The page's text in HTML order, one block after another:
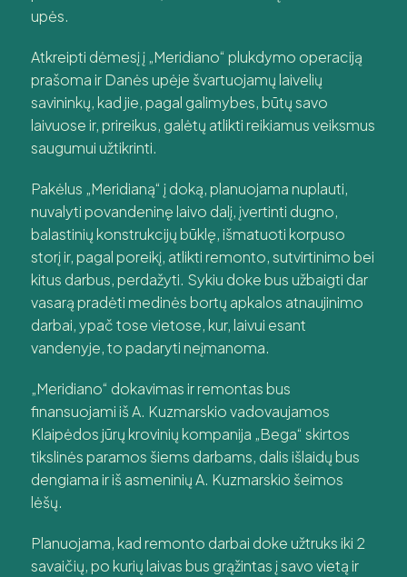
upės.
Atkreipti dėmesį į „Meridiano“ plukdymo operaciją
prašoma ir Danės upėje švartuojamų laivelių
savininkų, kad jie, pagal galimybes, būtų savo
laivuose ir, prireikus, galėtų atlikti reikiamus veiksmus
saugumui užtikrinti.
Pakėlus „Meridianą“ į doką, planuojama nuplauti,
nuvalyti povandeninę laivo dalį, įvertinti dugno,
balastinių konstrukcijų būklę, išmatuoti korpuso
storį ir, pagal poreikį, atlikti remonto, sutvirtinimo bei
kitus darbus, perdažyti. Sykiu doke bus užbaigti dar
vasarą pradėti medinės bortų apkalos atnaujinimo
darbai, ypač tose vietose, kur, laivui esant
vandenyje, to padaryti neįmanoma.
„Meridiano“ dokavimas ir remontas bus
finansuojami iš A. Kuzmarskio vadovaujamos
Klaipėdos jūrų krovinių kompanija „Bega“ skirtos
tikslinės paramos šiems darbams, dalis išlaidų bus
dengiama ir iš asmeninių A. Kuzmarskio šeimos
lėšų.
Planuojama, kad remonto darbai doke užtruks iki 2
savaičių, po kurių laivas bus grąžintas į savo vietą ir